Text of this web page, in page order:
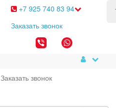
+7 925 740 83 94
Заказатьзвонок
Заказать звонок